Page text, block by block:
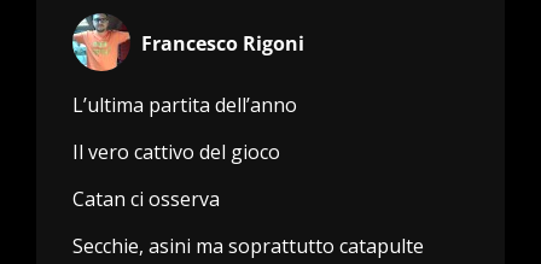
Francesco Rigoni
L’ultima partita dell’anno
Il vero cattivo del gioco
Catan ci osserva
Secchie, asini ma soprattutto catapulte